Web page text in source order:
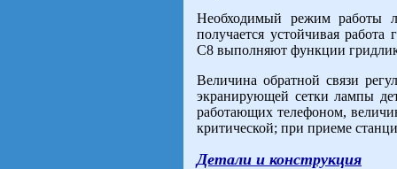
Необходимый режим работы
получается устойчивая
C8 выполняют функции
Величина обратной связи
экранирующей сетки лампы
работающих телефоном,
критической; при приеме
Детали и конструкция